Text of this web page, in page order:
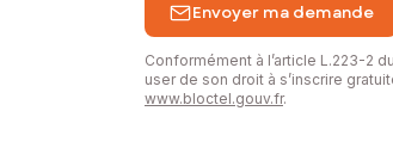
Envoyer ma demande
Conformément à l’article L.223-2
user de son droit à s’inscrire
www.bloctel.gouv.fr.